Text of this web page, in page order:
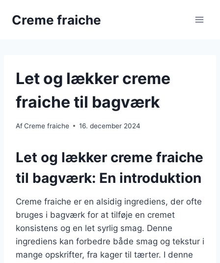
Creme fraiche
Let og lækker creme
fraiche til bagværk
AfCreme fraiche 16. december 2024
Let og lækker creme fraiche
til bagværk: En introduktion
Creme fraiche er en alsidig ingrediens, der ofte
bruges i bagværk for at tilføje en cremet
konsistens og en let syrlig smag. Denne
ingrediens kan forbedre både smag og tekstur i
mange opskrifter, fra kager til tærter. I denne